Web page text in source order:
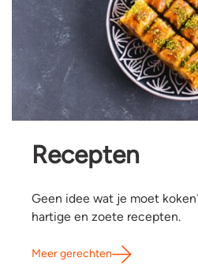
Recepten
Geen idee wat je moet
hartige en zoete recepten.
Meer gerechten